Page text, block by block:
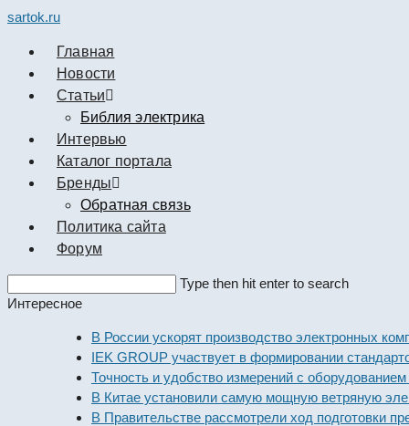
sartok.ru
Главная
Новости
Cтатьи
Библия электрика
Интервью
Каталог портала
Бренды
Обратная связь
Политика сайта
Форум
this
Type then hit enter to search
Интересное
В России ускорят производство электронных
IEK GROUP участвует в формировании стандартов
Точность и удобство измерений с оборудованием
В Китае установили самую мощную ветряную
В Правительстве рассмотрели ход подготовки